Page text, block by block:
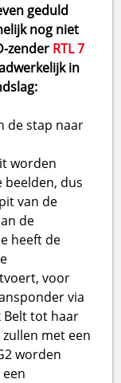
geduld
nog niet
zender RTL 7
in
de stap naar
worden
beelden, dus
van de
de
heeft de
voor
via
Belt tot haar
met een
worden